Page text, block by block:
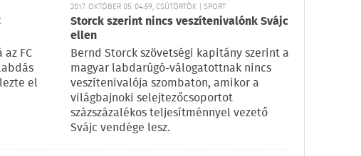
FC
el
2017. OKTÓBER 05. 04:59, CSÜTÖRTÖK | SPORT
Storck szerint nincs veszítenivalónk Svájc
ellen
Bernd Storck szövetségi kapitány szerint a
magyar labdarúgó-válogatottnak nincs
veszítenivalója szombaton, amikor a
világbajnoki selejtezőcsoportot
százszázalékos teljesítménnyel vezető
Svájc vendége lesz.